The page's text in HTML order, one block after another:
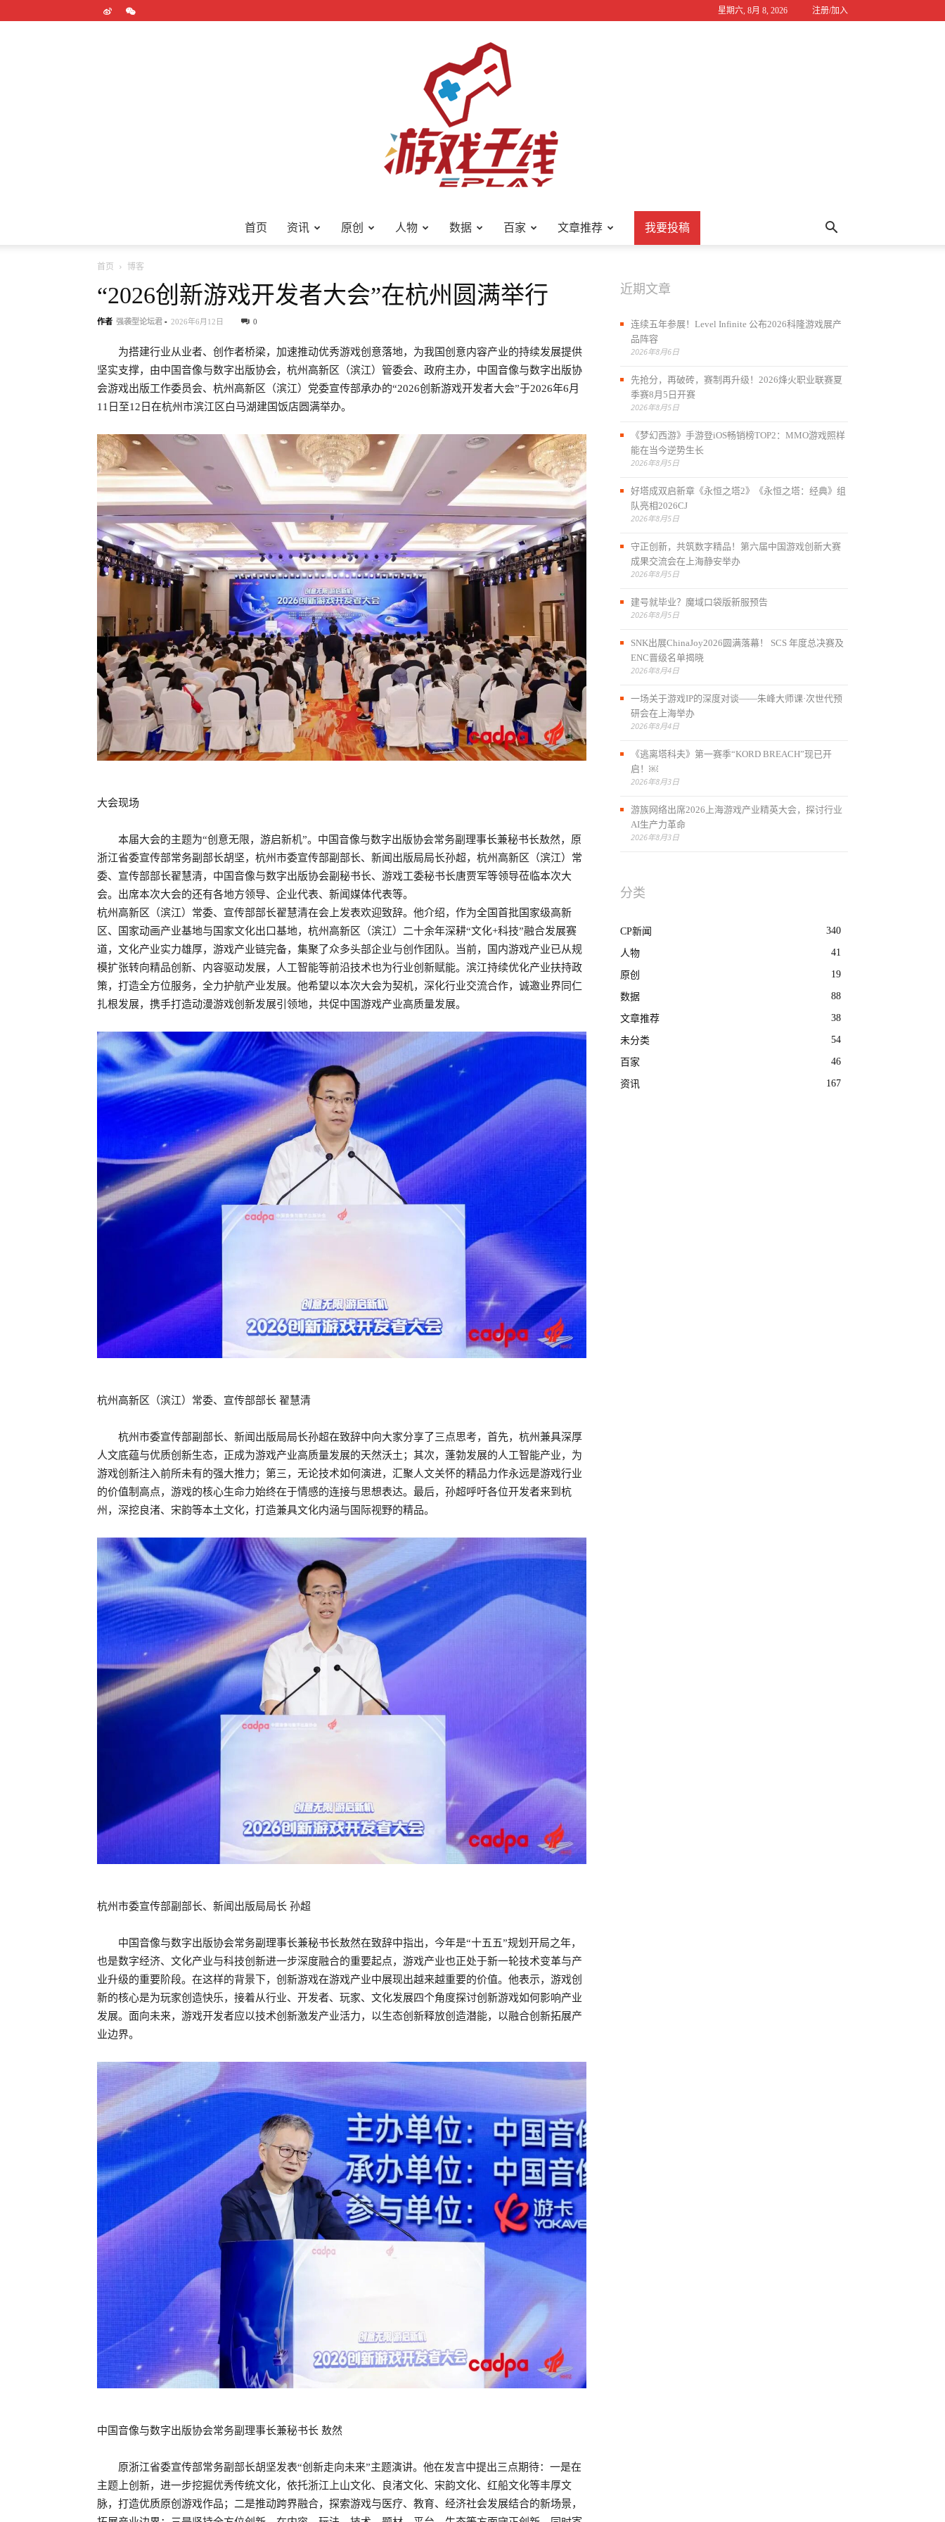
星期六, 8月 8, 2026 注册/加入
戏
干
线
首页 资讯 原创 人物 数据 百家 文章推荐 我要投稿
首页 博客
“2026创新游戏开发者大会”在杭州圆满举行
作者 强袭型论坛君 - 2026年6月12日 0
为搭建行业从业者、创作者桥梁，加速推动优秀游戏创意落地，为我国创意内容产业的持续发展提供
坚实支撑，由中国音像与数字出版协会，杭州高新区（滨江）管委会、政府主办，中国音像与数字出版协
会游戏出版工作委员会、杭州高新区（滨江）党委宣传部承办的“2026创新游戏开发者大会”于2026年6月
11日至12日在杭州市滨江区白马湖建国饭店圆满举办。
大会现场
本届大会的主题为“创意无限，游启新机”。中国音像与数字出版协会常务副理事长兼秘书长敖然，原
浙江省委宣传部常务副部长胡坚，杭州市委宣传部副部长、新闻出版局局长孙超，杭州高新区（滨江）常
委、宣传部部长翟慧清，中国音像与数字出版协会副秘书长、游戏工委秘书长唐贾军等领导莅临本次大
会。出席本次大会的还有各地方领导、企业代表、新闻媒体代表等。
杭州高新区（滨江）常委、宣传部部长翟慧清在会上发表欢迎致辞。他介绍，作为全国首批国家级高新
区、国家动画产业基地与国家文化出口基地，杭州高新区（滨江）二十余年深耕“文化+科技”融合发展赛
道，文化产业实力雄厚，游戏产业链完备，集聚了众多头部企业与创作团队。当前，国内游戏产业已从规
模扩张转向精品创新、内容驱动发展，人工智能等前沿技术也为行业创新赋能。滨江持续优化产业扶持政
策，打造全方位服务，全力护航产业发展。他希望以本次大会为契机，深化行业交流合作，诚邀业界同仁
扎根发展，携手打造动漫游戏创新发展引领地，共促中国游戏产业高质量发展。
杭州高新区（滨江）常委、宣传部部长 翟慧清
杭州市委宣传部副部长、新闻出版局局长孙超在致辞中向大家分享了三点思考，首先，杭州兼具深厚
人文底蕴与优质创新生态，正成为游戏产业高质量发展的天然沃土；其次，蓬勃发展的人工智能产业，为
游戏创新注入前所未有的强大推力；第三，无论技术如何演进，汇聚人文关怀的精品力作永远是游戏行业
的价值制高点，游戏的核心生命力始终在于情感的连接与思想表达。最后，孙超呼吁各位开发者来到杭
州，深挖良渚、宋韵等本土文化，打造兼具文化内涵与国际视野的精品。
杭州市委宣传部副部长、新闻出版局局长 孙超
中国音像与数字出版协会常务副理事长兼秘书长敖然在致辞中指出，今年是“十五五”规划开局之年，
也是数字经济、文化产业与科技创新进一步深度融合的重要起点，游戏产业也正处于新一轮技术变革与产
业升级的重要阶段。在这样的背景下，创新游戏在游戏产业中展现出越来越重要的价值。他表示，游戏创
新的核心是为玩家创造快乐，接着从行业、开发者、玩家、文化发展四个角度探讨创新游戏如何影响产业
发展。面向未来，游戏开发者应以技术创新激发产业活力，以生态创新释放创造潜能，以融合创新拓展产
业边界。
中国音像与数字出版协会常务副理事长兼秘书长 敖然
原浙江省委宣传部常务副部长胡坚发表“创新走向未来”主题演讲。他在发言中提出三点期待：一是在
主题上创新，进一步挖掘优秀传统文化，依托浙江上山文化、良渚文化、宋韵文化、红船文化等丰厚文
脉，打造优质原创游戏作品；二是推动跨界融合，探索游戏与医疗、教育、经济社会发展结合的新场景，
近期文章
连续五年参展！Level Infinite 公布2026科隆游戏展产
品阵容
2026年8月6日
先抢分，再破砖，赛制再升级！2026烽火职业联赛夏
季赛8月5日开赛
2026年8月5日
《梦幻西游》手游登iOS畅销榜TOP2：MMO游戏照样
能在当今逆势生长
2026年8月5日
好塔成双启新章《永恒之塔2》《永恒之塔：经典》组
队亮相2026CJ
2026年8月5日
守正创新，共筑数字精品！第六届中国游戏创新大赛
成果交流会在上海静安举办
2026年8月5日
建号就毕业？魔域口袋版新服预告
2026年8月5日
SNK出展ChinaJoy2026圆满落幕！ SCS 年度总决赛及
ENC晋级名单揭晓
2026年8月4日
一场关于游戏IP的深度对谈——朱峰大师课·次世代预
研会在上海举办
2026年8月4日
《逃离塔科夫》第一赛季“KORD BREACH”现已开
启！￼
2026年8月3日
游族网络出席2026上海游戏产业精英大会，探讨行业
AI生产力革命
2026年8月3日
分类
CP新闻 340
人物 41
原创 19
数据 88
文章推荐 38
未分类 54
百家 46
资讯 167